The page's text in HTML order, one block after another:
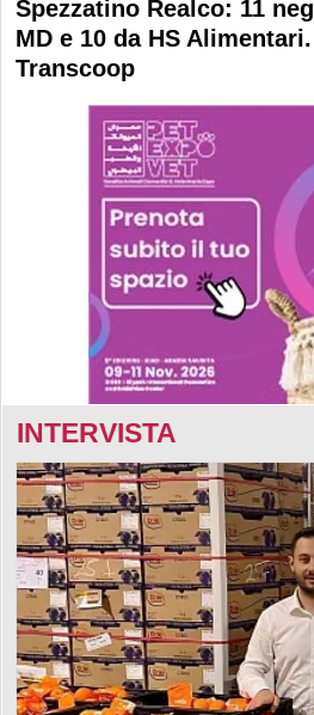
Spezzatino Realco: 11
MD e 10 da HS
Transcoop
INTERVISTA